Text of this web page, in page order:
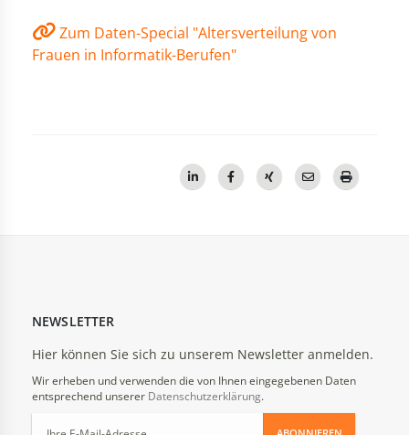
Zum Daten-Special "Altersverteilung von
Frauen in Informatik-Berufen"
NEWSLETTER
Hier können Sie sich zu unserem Newsletter anmelden.
Wir erheben und verwenden die von Ihnen eingegebenen Daten
entsprechend unserer Datenschutzerklärung.